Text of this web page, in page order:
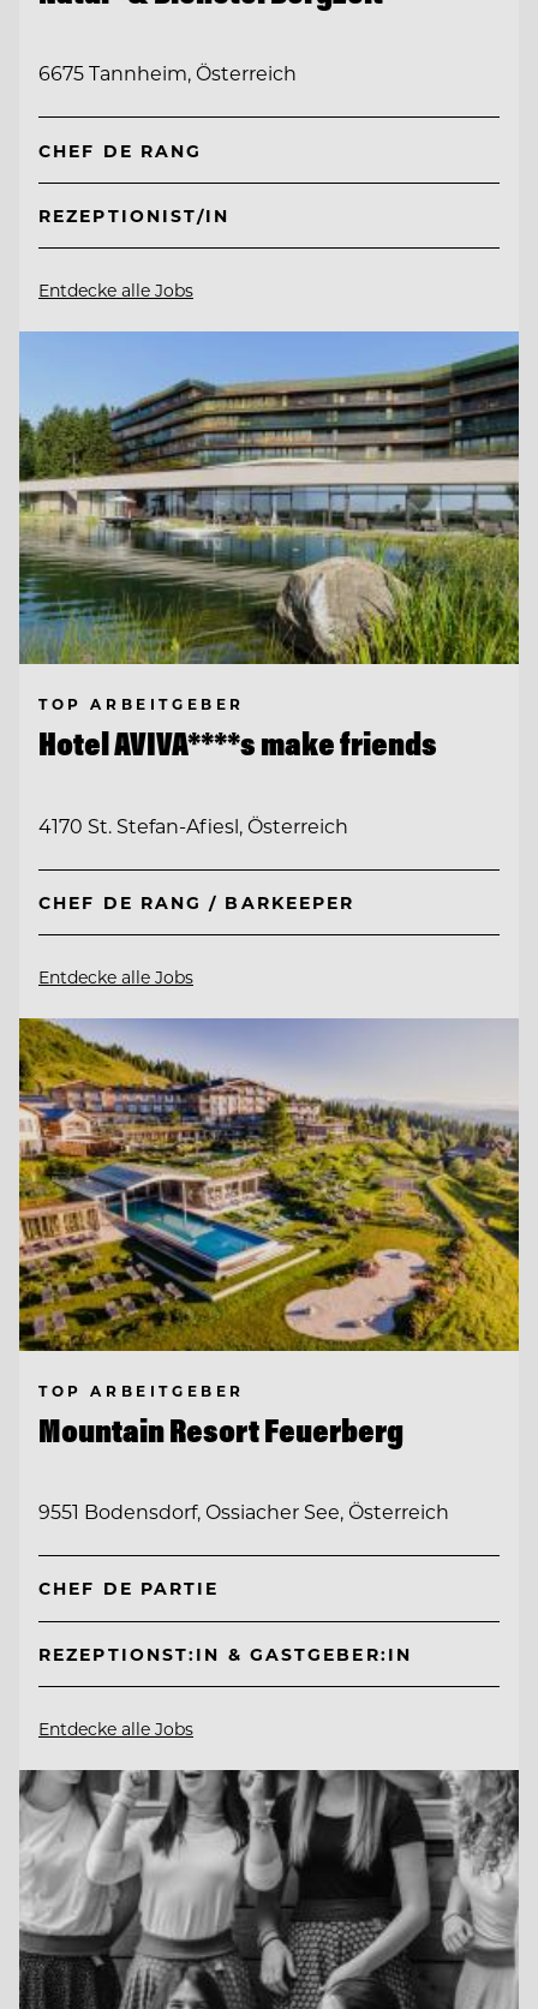
6675 Tannheim, Österreich
CHEF DE RANG
REZEPTIONIST/IN
Entdecke alle Jobs
TOP ARBEITGEBER
Hotel AVIVA****s make friends
4170 St. Stefan-Afiesl, Österreich
CHEF DE RANG / BARKEEPER
Entdecke alle Jobs
TOP ARBEITGEBER
Mountain Resort Feuerberg
9551 Bodensdorf, Ossiacher See, Österreich
CHEF DE PARTIE
REZEPTIONST:IN & GASTGEBER:IN
Entdecke alle Jobs